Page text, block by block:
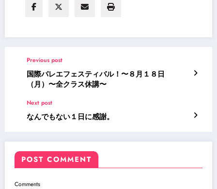
Previous post
国際バレエフェスティバル！〜８月１８日
（月）〜全クラス休講〜
Next post
なんでもない１日に感謝。
POST COMMENT
Comments